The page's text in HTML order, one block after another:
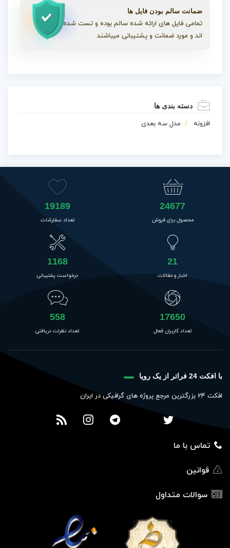
ضمانت سالم بودن فایل ها
تمامی فایل های ارائه شده سالم بوده و تست شده
اند و مورد ضمانت و پشتیبانی میباشند
دسته بندی ها
افزونه مدل سه بعدی
24677
محصول برای فروش
19189
تعداد سفارشات
21
اخبار و مقالات
1168
درخواست پشتیبانی
17650
تعداد کاربران فعال
558
تعداد نظرات دریافتی
با افکت 24 فراتر از یک رویا
افکت 24 بزرگترین مرجع پروژه های گرافیکی در ایران
تماس با ما
قوانین
سوالات متداول